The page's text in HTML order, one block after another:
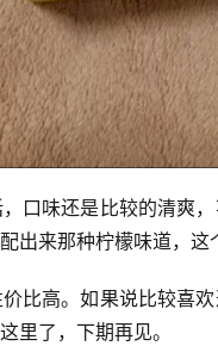
口味还是比较的清爽
出来那种柠檬味道，这
比高。如果说比较喜
里了，下期再见。